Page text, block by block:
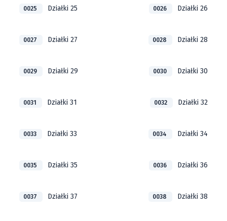
0025 Działki 25 0026 Działki 26
0027 Działki 27 0028 Działki 28
0029 Działki 29 0030 Działki 30
0031 Działki 31 0032 Działki 32
0033 Działki 33 0034 Działki 34
0035 Działki 35 0036 Działki 36
0037 Działki 37 0038 Działki 38